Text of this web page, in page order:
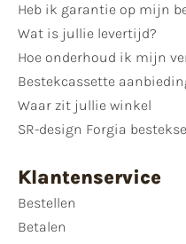
Heb ik garantie op mijn
Wat is jullie levertijd?
Hoe onderhoud ik mijn
Bestekcassette
Waar zit jullie winkel
SR-design Forgia
Klantenservice
Bestellen
Betalen